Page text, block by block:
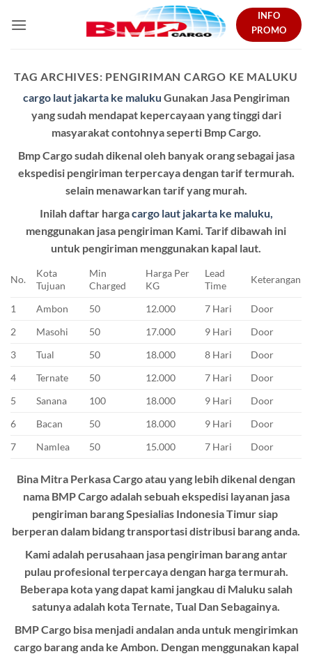
INFO
PROMO
TAG ARCHIVES: PENGIRIMAN CARGO KE MALUKU
cargo laut jakarta ke maluku Gunakan Jasa Pengiriman
yang sudah mendapat kepercayaan yang tinggi dari
masyarakat contohnya seperti Bmp Cargo.
Bmp Cargo sudah dikenal oleh banyak orang sebagai jasa
ekspedisi pengiriman terpercaya dengan tarif termurah.
selain menawarkan tarif yang murah.
Inilah daftar hargacargo laut jakarta ke maluku,
menggunakan jasa pengiriman Kami. Tarif dibawah ini
untuk pengiriman menggunakan kapal laut.
No.
Kota
Tujuan
Min
Charged
Harga Per
KG
Lead
Time
Keterangan
1 Ambon 50 12.000 7 Hari
Door
2
Masohi 50 17.000 9 Hari
Door
3
Tual 50 18.000 8 Hari
Door
4
Ternate 50 12.000 7 Hari
Door
5
Sanana 100 18.000 9 Hari
Door
6
Bacan 50 18.000 9 Hari
Door
7
Namlea 50 15.000 7 Hari Door
Bina Mitra Perkasa Cargo atau yang lebih dikenal dengan
nama BMP Cargo adalah sebuah ekspedisi layanan jasa
pengiriman barang Spesialias Indonesia Timur siap
berperan dalam bidang transportasi distribusi barang anda.
Kami adalah perusahaan jasa pengiriman barang antar
pulau profesional terpercaya dengan harga termurah.
Beberapa kota yang dapat kami jangkau di Maluku salah
satunya adalah kota Ternate, Tual Dan Sebagainya.
BMP Cargo bisa menjadi andalan anda untuk mengirimkan
cargo barang anda ke Ambon. Dengan menggunakan kapal